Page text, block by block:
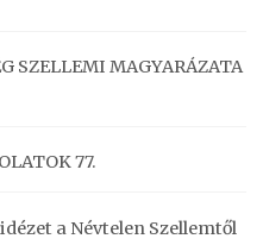
SZELLEMI MAGYARÁZATA
77.
a Névtelen Szellemtől